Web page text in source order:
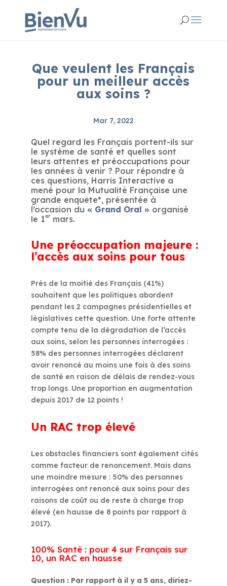
Que veulent les Français
pour un meilleur accès
aux soins ?
Mar 7, 2022
Quel regard les Français portent-ils sur
le système de santé et quelles sont
leurs attentes et préoccupations pour
les années à venir ? Pour répondre à
ces questions, Harris Interactive a
mené pour la Mutualité Française une
grande enquête*, présentée à
l’occasion du « Grand Oral » organisé
le 1ermars.
Une préoccupation majeure :
l’accès aux soins pour tous
Près de la moitié des Français (41%)
souhaitent que les politiques abordent
pendant les 2 campagnes présidentielles et
législatives cette question. Une forte attente
compte tenu de la dégradation de l’accès
aux soins, selon les personnes interrogées :
58% des personnes interrogées déclarent
avoir renoncé au moins une fois à des soins
de santé en raison de délais de rendez-vous
trop longs. Une proportion en augmentation
depuis 2017 de 12 points !
Un RAC trop élevé
Les obstacles financiers sont également cités
comme facteur de renoncement. Mais dans
une moindre mesure : 50% des personnes
interrogées ont renoncé aux soins pour des
raisons de coût ou de reste à charge trop
élevé (en hausse de 8 points par rapport à
2017).
100% Santé : pour 4 sur Français sur
10, un RAC en hausse
Question : Par rapport à il y a 5 ans, diriez-